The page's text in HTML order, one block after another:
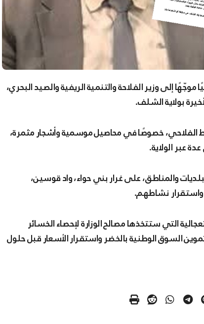
بولاية الشلف.
خصوصًا في محاصيل موسمية وأشجار مثمرة،
عبر الولاية.
والمناطق، على غرار بني حواء، واد قوسين،
واستقرار نشاطهم.
التي ستتخذها مصالح الوزارة لإحصاء الخسائر
السوق الوطنية بالخضر واستقرار الأسعار قبل حلول